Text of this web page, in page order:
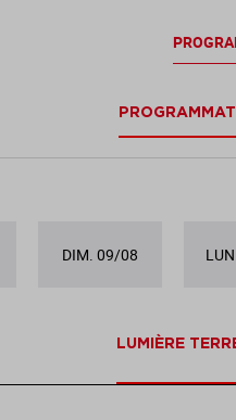
DIM. 09/08
LUMIÈRE